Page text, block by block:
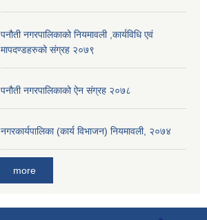
पनौती नगरपालिकाको नियमावली ,कार्यविधि एवं
मापदण्डहरुको संग्रह २०७९
पनौती नगरपालिकाको ऐन संग्रह २०७८
नगरकार्यपालिका (कार्य विभाजन) नियमावली, २०७४
more